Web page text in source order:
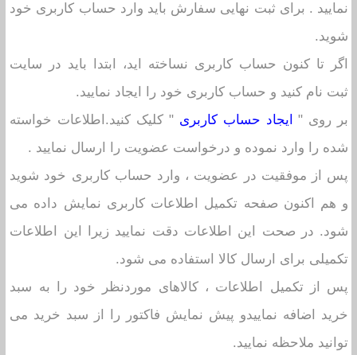
نمایید . برای ثبت نهایی سفارش باید وارد حساب کاربری خود
شوید.
اگر تا کنون حساب کاربری نساخته اید، ابتدا باید در سایت
ثبت نام کنید و حساب کاربری خود را ایجاد نمایید.
بر روی "
ایجاد حساب کاربری" کلیک کنید.اطلاعات خواسته
شده را وارد نموده و درخواست عضویت را ارسال نمایید .
پس از موفقیت در عضویت ، وارد حساب کاربری خود شوید
و هم اکنون صفحه تکمیل اطلاعات کاربری نمایش داده می
شود. در صحت این اطلاعات دقت نمایید زیرا این اطلاعات
تکمیلی برای ارسال کالا استفاده می شود.
پس از تکمیل اطلاعات ، کالاهای موردنظر خود را به سبد
خرید اضافه نماییدو پیش نمایش فاکتور را از سبد خرید می
توانید ملاحظه نمایید.